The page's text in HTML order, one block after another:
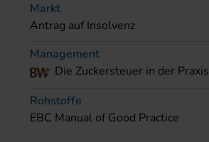
Markt
Antrag auf Insolvenz
Management
Die Zuckersteuer in der Praxis
Rohstoffe
EBC Manual of Good Practice